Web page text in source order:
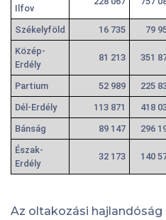
Ilfov
Székelyföld 16 735 79
Közép-
Erdély
81 213 351
Partium 52 989 225
Dél-Erdély
113 871 418
Bánság
89 147 296
Észak-
Erdély
32 173 140
Az oltakozási